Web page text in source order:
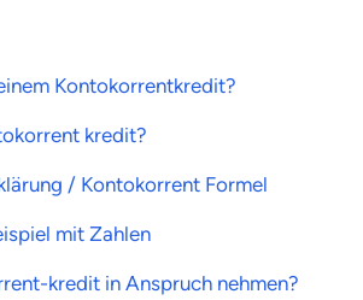
Kontokorrentkredit?
kredit?
/ Kontokorrent Formel
mit Zahlen
kredit in Anspruch nehmen?